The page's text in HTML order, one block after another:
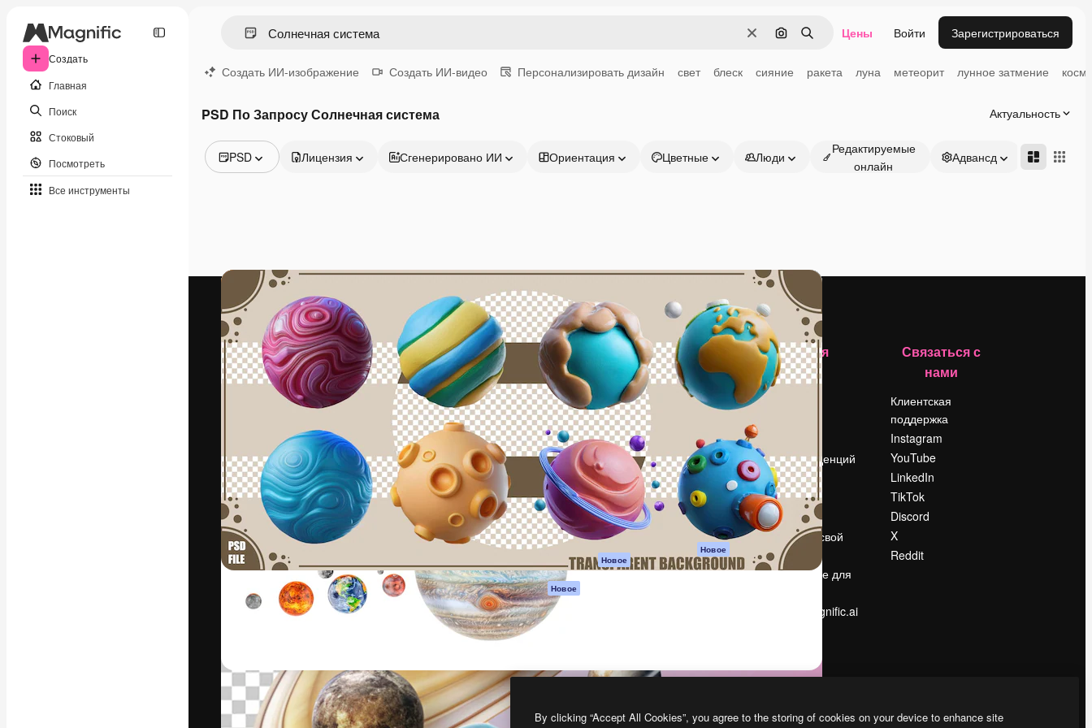
Создать
Главная
Поиск
Стоковый
Посмотреть
Все инструменты
ОчиститьПоиск по изображению
Поиск Цены Войти Зарегистрироваться
Создать ИИ-изображение Создать ИИ-видео Персонализировать дизайн свет блеск сияние ракета луна метеорит лунное затмение
PSD По Запросу Солнечная система Актуальность
PSD
Видео
Видеоролик
Моушн-дизайн
Видеошаблоны
Иконки
3D-модели
Шрифты
Лицензия Сгенерировано ИИ Ориентация Цветные Люди
Редактируемые
онлайн
Адвансд
Креативная платформа для создания
ваших лучших работ. Более 1 миллиона
подписчиков среди креаторов,
предприятий, агентств и студий.
Pусский
Продукция
Spaces
ИИ-помощник
Генератор
изображений ИИ
Генератор видео
Генератор голоса
на основе ИИ
Стоковый контент
MCP для
Claude/ChatGPT
Новое
Агенты Новое
API
Мобильное
Magnific
Начать
Academy
Документация по
Пакету ИИ
Служба
поддержки
Условия и
положения
Политика
конфиденциальности
Новое
Политика файлов
Компания
Цены
О нас
Поиск тенденций
Блог
События
Slidesgo
Продайте свой
контент
Помещение для
Ищете magnific.ai
Связаться с
нами
Клиентская
поддержка
Instagram
YouTube
LinkedIn
TikTok
Discord
X
Reddit
By clicking “Accept All Cookies”, you agree to the storing of cookies on your device to enhance site